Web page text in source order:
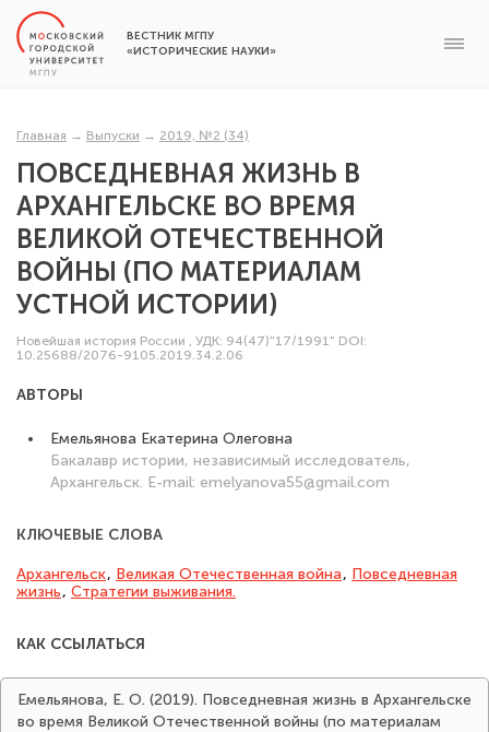
ВЕСТНИК МГПУ
«ИСТОРИЧЕСКИЕ НАУКИ»
Главная → Выпуски → 2019, №2 (34)
ПОВСЕДНЕВНАЯ ЖИЗНЬ В
АРХАНГЕЛЬСКЕ ВО ВРЕМЯ
ВЕЛИКОЙ ОТЕЧЕСТВЕННОЙ
ВОЙНЫ (ПО МАТЕРИАЛАМ
УСТНОЙ ИСТОРИИ)
Новейшая история России , УДК: 94(47)"17/1991" DOI:
10.25688/2076-9105.2019.34.2.06
АВТОРЫ
Емельянова Екатерина Олеговна
Бакалавр истории, независимый исследователь,
Архангельск. E-mail: emelyanova55@gmail.com
КЛЮЧЕВЫЕ СЛОВА
Архангельск, Великая Отечественная война, Повседневная
жизнь, Стратегии выживания.
КАК ССЫЛАТЬСЯ
Емельянова, Е. О. (2019). Повседневная жизнь в Архангельске
во время Великой Отечественной войны (по материалам